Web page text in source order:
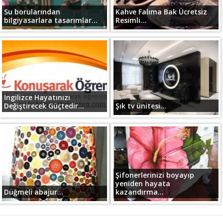
Su borularından
bilgiyasarlara tasarımlar...
Kahve Falıma Bak Ücretsiz
Resimli...
İngilizce Hayatınızı
Değiştirecek Güçtedir...
Şık tv ünitesi...
Düğmeli abajur...
Şifonerlerinizi boyayıp
yeniden hayata
kazandırma...